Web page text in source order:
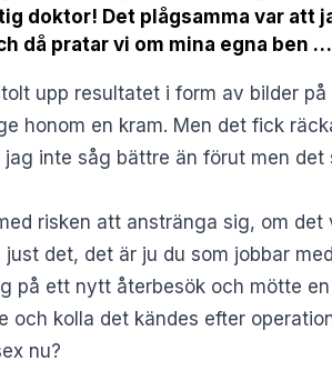
doktor! Det plågsamma var att
då pratar vi om mina egna ben
upp resultatet i form av bilder
honom en kram. Men det fick
inte såg bättre än förut men
risken att anstränga sig, om
det, det är ju du som jobbar
på ett nytt återbesök och mötte
och kolla det kändes efter
nu?